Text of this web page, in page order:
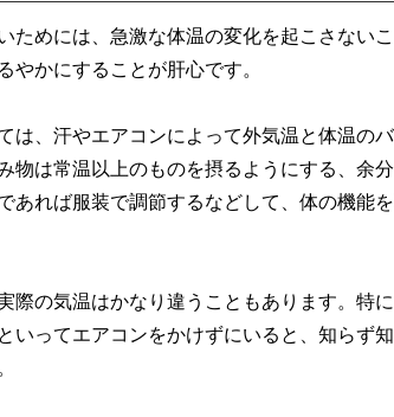
ためには、急激な体温の変化を起こさない
やかにすることが肝心です。
は、汗やエアコンによって外気温と体温の
物は常温以上のものを摂るようにする、余
あれば服装で調節するなどして、体の機能
の気温はかなり違うこともあります。特に
いってエアコンをかけずにいると、知らず